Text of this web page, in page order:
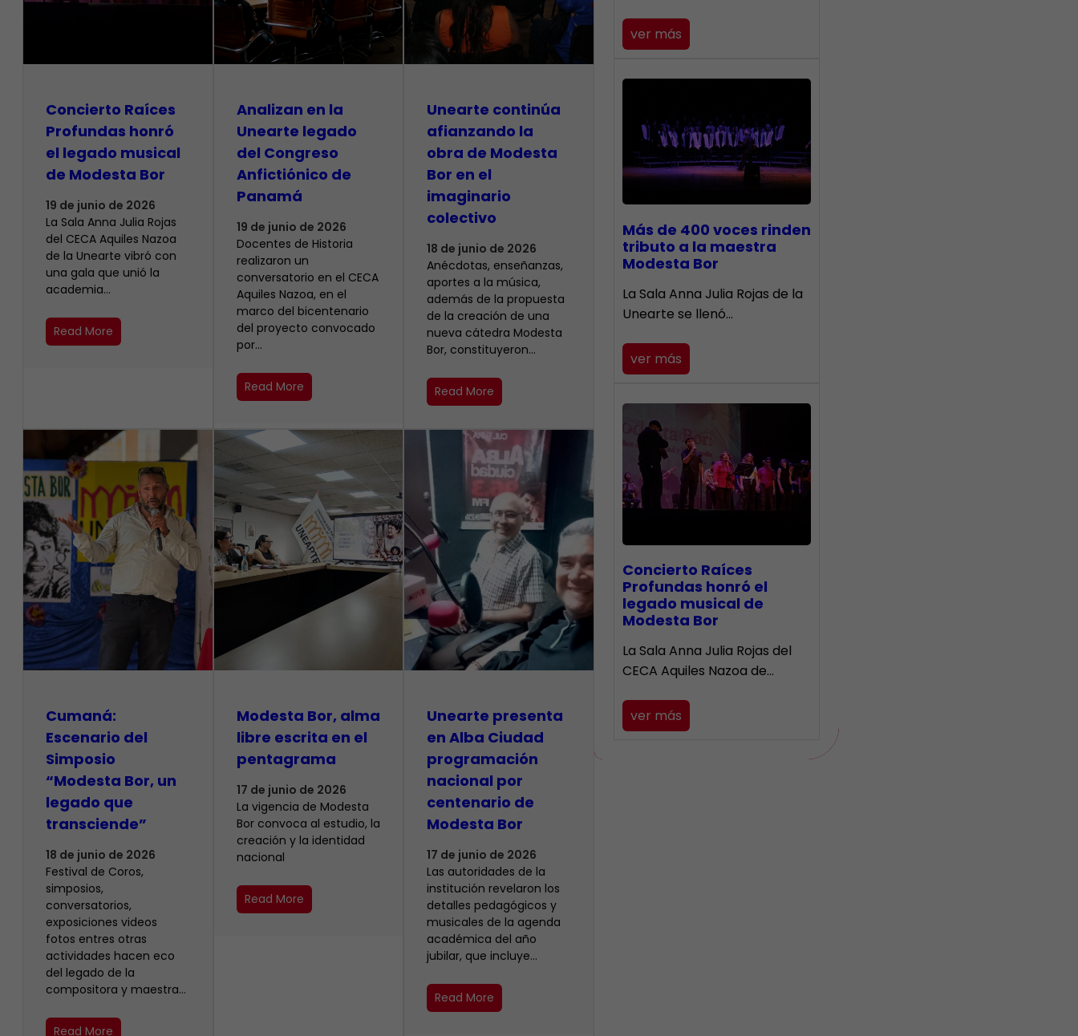
​Concierto Raíces
Profundas honró
el legado musical
de Modesta Bor
19 de junio de 2026
La Sala Anna Julia Rojas
del CECA Aquiles Nazoa
de la Unearte vibró con
una gala que unió la
academia…
Read More
Analizan en la
Unearte legado
del Congreso
Anfictiónico de
Panamá
19 de junio de 2026
Docentes de Historia
realizaron un
conversatorio en el CECA
Aquiles Nazoa, en el
marco del bicentenario
del proyecto convocado
por…
Read More
Unearte continúa
afianzando la
obra de Modesta
Bor en el
imaginario
colectivo
18 de junio de 2026
Anécdotas, enseñanzas,
aportes a la música,
además de la propuesta
de la creación de una
nueva cátedra Modesta
Bor, constituyeron…
Read More
Cumaná:
Escenario del
Simposio
“Modesta Bor, un
legado que
transciende”
18 de junio de 2026
Festival de Coros,
simposios,
conversatorios,
exposiciones videos
fotos entres otras
actividades hacen eco
del legado de la
compositora y maestra…
Read More
Modesta Bor, alma
libre escrita en el
pentagrama
17 de junio de 2026
La vigencia de Modesta
Bor convoca al estudio, la
creación y la identidad
nacional
Read More
​Unearte presenta
en Alba Ciudad
programación
nacional por
centenario de
Modesta Bor
17 de junio de 2026
Las autoridades de la
institución revelaron los
detalles pedagógicos y
musicales de la agenda
académica del año
jubilar, que incluye…
Read More
ver más
Más de 400 voces rinden
tributo a la maestra
Modesta Bor
​La Sala Anna Julia Rojas de la
Unearte se llenó…
ver más
​Concierto Raíces
Profundas honró el
legado musical de
Modesta Bor
La Sala Anna Julia Rojas del
CECA Aquiles Nazoa de…
ver más